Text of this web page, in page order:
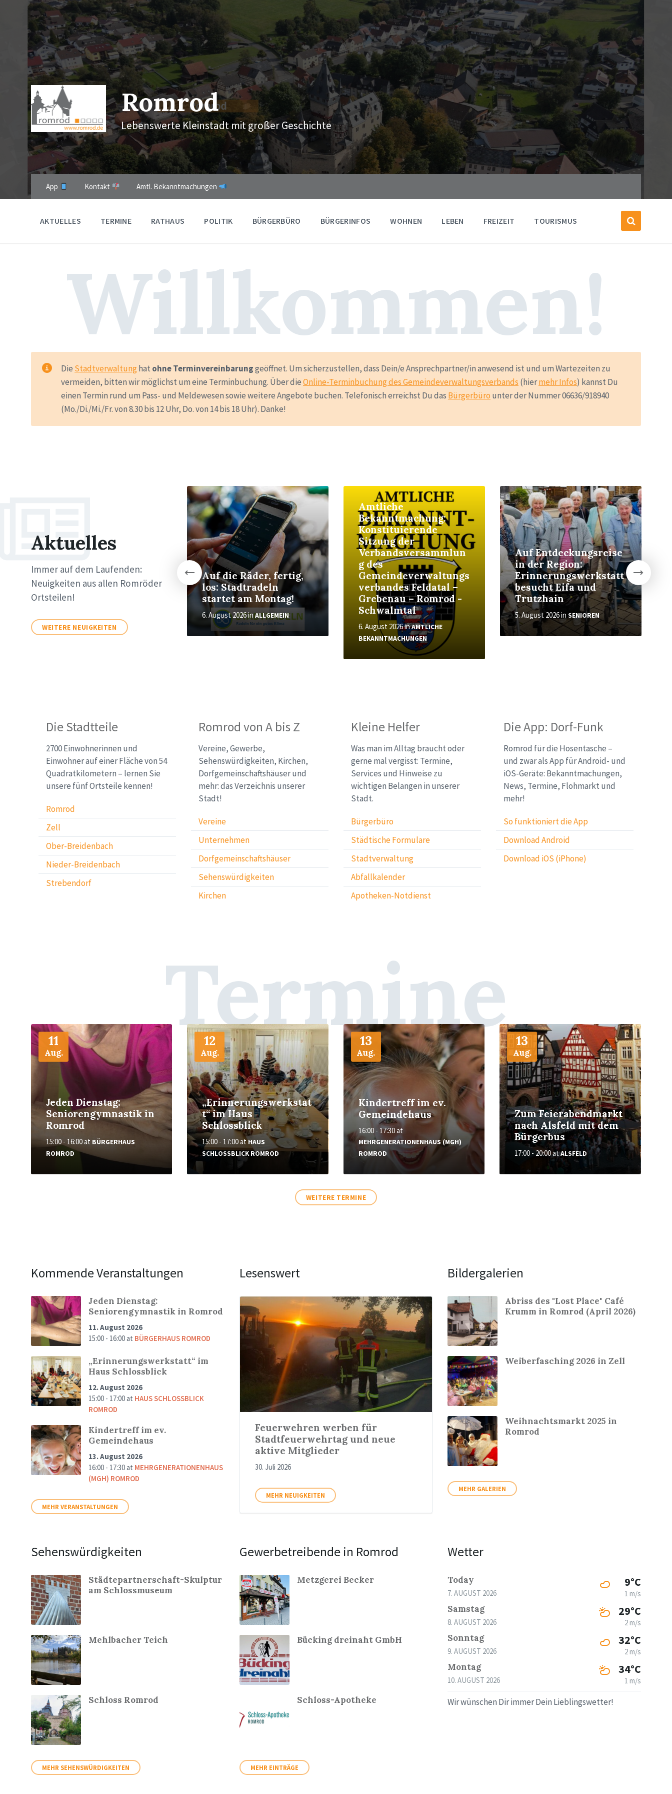
navigation
Romrod
Lebenswerte Kleinstadt mit großer Geschichte
App Kontakt Amtl. Bekanntmachungen
AKTUELLES TERMINE RATHAUS POLITIK BÜRGERBÜRO BÜRGERINFOS WOHNEN LEBEN FREIZEIT TOURISMUS
Willkommen!
Die Stadtverwaltung hat ohne Terminvereinbarunggeöffnet. Um sicherzustellen, dass Dein/e Ansprechpartner/in anwesend ist und um Wartezeiten zu
vermeiden, bitten wir möglichst um eine Terminbuchung. Über dieOnline-Terminbuchung des Gemeindeverwaltungsverbands (hiermehr Infos) kannst Du
einen Termin rund um Pass- und Meldewesen sowie weitere Angebote buchen. Telefonisch erreichst Du das Bürgerbüro unter der Nummer 06636/918940
(Mo./Di./Mi./Fr. von 8.30 bis 12 Uhr, Do. von 14 bis 18 Uhr). Danke!
Aktuelles
Immer auf dem Laufenden:
Neuigkeiten aus allen Romröder
Ortsteilen!
WEITERE NEUIGKEITEN
"Lost & Found": Aline
Akbari verzauberte
mit irischen
Strandgutgeschichten
30. Juli 2026
Auf die Räder, fertig,
los: Stadtradeln
startet am Montag!
6. August 2026inALLGEMEIN
More
Amtliche
Bekanntmachung:
Konstituierende
Sitzung der
Verbandsversammlun
g des
Gemeindeverwaltungs
verbandes Feldatal –
Grebenau – Romrod -
Schwalmtal
6. August 2026inAMTLICHE
BEKANNTMACHUNGEN
More
Auf Entdeckungsreise
in der Region:
Erinnerungswerkstatt
besucht Eifa und
Trutzhain
5. August 2026inSENIOREN
More
Sitemap
(Startseite)
Die Stadtteile
2700 Einwohnerinnen und
Einwohner auf einer Fläche von 54
Quadratkilometern – lernen Sie
unsere fünf Ortsteile kennen!
Romrod
Zell
Ober-Breidenbach
Nieder-Breidenbach
Strebendorf
Romrod von A bis Z
Vereine, Gewerbe,
Sehenswürdigkeiten, Kirchen,
Dorfgemeinschaftshäuser und
mehr: das Verzeichnis unserer
Stadt!
Vereine
Unternehmen
Dorfgemeinschaftshäuser
Sehenswürdigkeiten
Kirchen
Kleine Helfer
Was man im Alltag braucht oder
gerne mal vergisst: Termine,
Services und Hinweise zu
wichtigen Belangen in unserer
Stadt.
Bürgerbüro
Städtische Formulare
Stadtverwaltung
Abfallkalender
Apotheken-Notdienst
Die App: Dorf-Funk
Romrod für die Hosentasche –
und zwar als App für Android- und
iOS-Geräte: Bekanntmachungen,
News, Termine, Flohmarkt und
mehr!
So funktioniert die App
Download Android
Download iOS (iPhone)
Termine
11
Aug.
Jeden Dienstag:
Seniorengymnastik in
Romrod
15:00 - 16:00at BÜRGERHAUS
ROMROD
More
12
Aug.
„Erinnerungswerkstat
t“ im Haus
Schlossblick
15:00 - 17:00atHAUS
SCHLOSSBLICK ROMROD
More
13
Aug.
Kindertreff im ev.
Gemeindehaus
16:00 - 17:30at
MEHRGENERATIONENHAUS (MGH)
ROMROD
More
13
Aug.
Zum Feierabendmarkt
nach Alsfeld mit dem
Bürgerbus
17:00 - 20:00atALSFELD
More
WEITERE TERMINE
Kommende Veranstaltungen
Jeden Dienstag:
Seniorengymnastik in Romrod
11. August 2026
15:00 - 16:00at BÜRGERHAUS ROMROD
„Erinnerungswerkstatt“ im
Haus Schlossblick
12. August 2026
15:00 - 17:00at HAUS SCHLOSSBLICK
ROMROD
Kindertreff im ev.
Gemeindehaus
13. August 2026
16:00 - 17:30at MEHRGENERATIONENHAUS
(MGH) ROMROD
MEHR VERANSTALTUNGEN
Lesenswert
Feuerwehren werben für
Stadtfeuerwehrtag und neue
aktive Mitglieder
30. Juli 2026
MEHR NEUIGKEITEN
Bildergalerien
Abriss des "Lost Place" Café
Krumm in Romrod (April 2026)
Weiberfasching 2026 in Zell
Weihnachtsmarkt 2025 in
Romrod
MEHR GALERIEN
Sehenswürdigkeiten
Städtepartnerschaft-Skulptur
am Schlossmuseum
Mehlbacher Teich
Schloss Romrod
MEHR SEHENSWÜRDIGKEITEN
Gewerbetreibende in Romrod
Metzgerei Becker
Bücking dreinaht GmbH
Schloss-Apotheke
MEHR EINTRÄGE
Wetter
Today
7. AUGUST 2026
9°C
1 m/s
Samstag
8. AUGUST 2026
29°C
2 m/s
Sonntag
9. AUGUST 2026
32°C
2 m/s
Montag
10. AUGUST 2026
34°C
1 m/s
Wir wünschen Dir immer Dein Lieblingswetter!